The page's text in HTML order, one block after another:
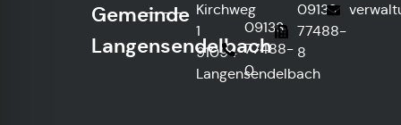
Gemeinde
Langensendelbach
Kirchweg
1
91094
Langensendelbach
09133
77488-
0
09133
77488-
8